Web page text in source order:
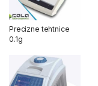
Precizne tehtnice
0.1g